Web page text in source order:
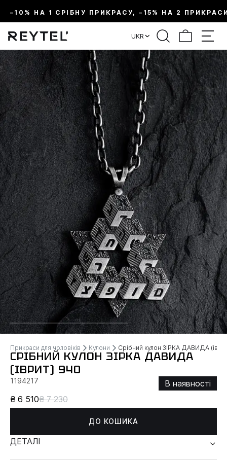
–10% НА 1 СРІБНУ ПРИКРАСУ, –15% НА 2
UKR
Прикраси для чоловіків Кулони Срібний кулон ЗІРКА ДАВИДА
СРІБНИЙ КУЛОН ЗІРКА ДАВИДА
(ІВРИТ) 940
1194217
В наявності
₴ 6 510₴ 7 230
ДО КОШИКА
ДЕТАЛІ